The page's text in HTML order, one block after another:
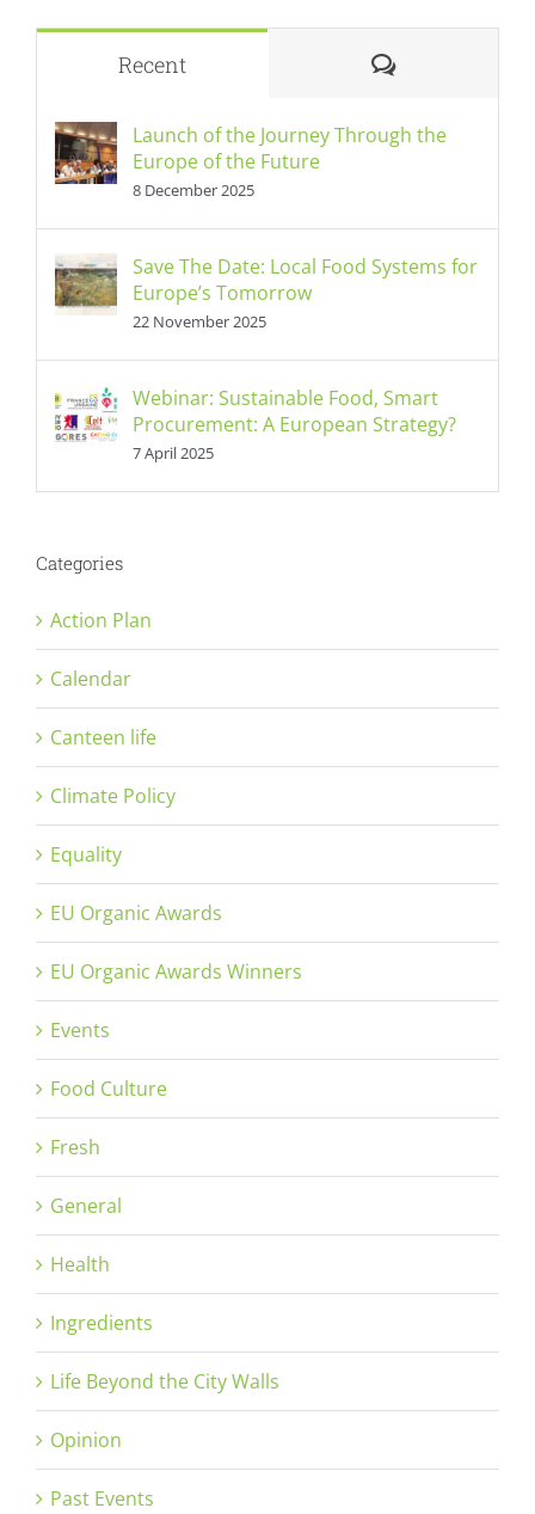
Recent Comments
Launch of the Journey Through the
Europe of the Future
8 December 2025
Save The Date: Local Food Systems for
Europe’s Tomorrow
22 November 2025
Webinar: Sustainable Food, Smart
Procurement: A European Strategy?
7 April 2025
Categories
Action Plan
Calendar
Canteen life
Climate Policy
Equality
EU Organic Awards
EU Organic Awards Winners
Events
Food Culture
Fresh
General
Health
Ingredients
Life Beyond the City Walls
Opinion
Past Events